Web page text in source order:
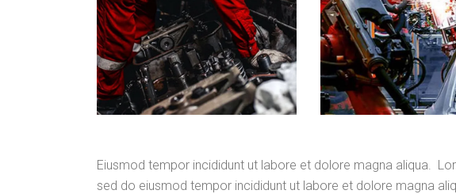
Eiusmod tempor incididunt ut labore et dolore magna aliqua.
sed do eiusmod tempor incididunt ut labore et dolore magna